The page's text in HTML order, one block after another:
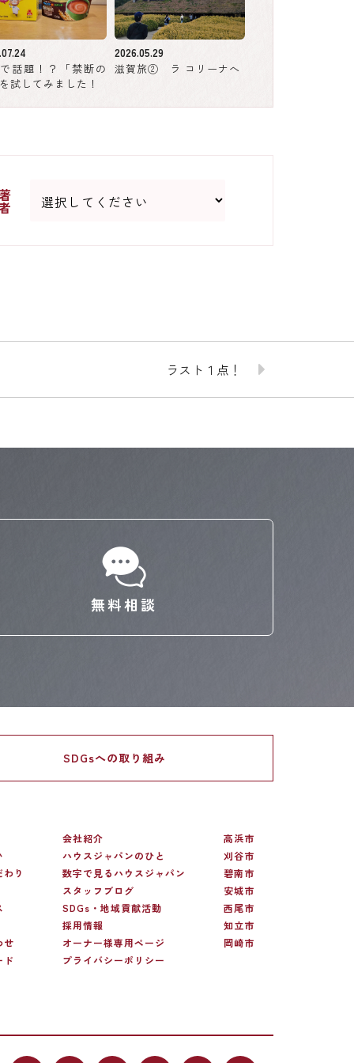
話題！？「禁断の
試してみました！
2026.05.29
滋賀旅② ラ コリーナへ
ラスト１点！
無料相談
SDGsへの取り組み
り
せ
ド
会社紹介
ハウスジャパンのひと
数字で見るハウスジャパン
スタッフブログ
SDGs・地域貢献活動
採用情報
オーナー様専用ページ
プライバシーポリシー
高浜市
刈谷市
碧南市
安城市
西尾市
知立市
岡崎市